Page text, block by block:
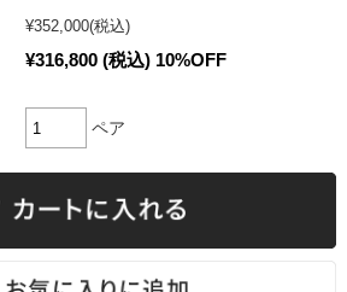
¥352,000(税込)
¥316,800 (税込) 10%OFF
ペア